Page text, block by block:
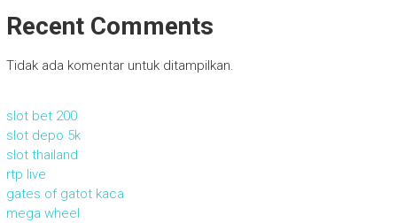
Recent Comments
Tidak ada komentar untuk ditampilkan.
slot bet 200
slot depo 5k
slot thailand
rtp live
gates of gatot kaca
mega wheel